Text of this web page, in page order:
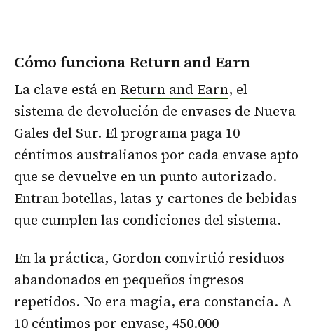
Cómo funciona Return and Earn
La clave está en Return and Earn, el
sistema de devolución de envases de Nueva
Gales del Sur. El programa paga 10
céntimos australianos por cada envase apto
que se devuelve en un punto autorizado.
Entran botellas, latas y cartones de bebidas
que cumplen las condiciones del sistema.
En la práctica, Gordon convirtió residuos
abandonados en pequeños ingresos
repetidos. No era magia, era constancia. A
10 céntimos por envase, 450.000